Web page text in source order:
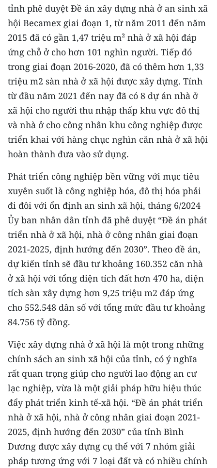
Media Xã hội
Media Pháp luật
Media Du lịch
Media Thế giới
Media Thể thao
Media Giáo dục
Media Y tế
Media Môi trường
Ảnh
Infographic
TIN MỚI
TIN ĐỊA PHƯƠNG
Trung du và miền núi phía Bắc
Đồng bằng sông Hồng
Bắc Trung Bộ
Duyên hải Nam Trung Bộ và Tây
Nguyên
Đông Nam Bộ
Đồng bằng sông Cửu Long
Chuyên trang Hà Nội
tỉnh phê duyệt Đề án xây dựng nhà ở an sinh xã
hội Becamex giai đoạn 1, từ năm 2011 đến năm
2015 đã có gần 1,47 triệu m² nhà ở xã hội đáp
ứng chỗ ở cho hơn 101 nghìn người. Tiếp đó
trong giai đoạn 2016-2020, đã có thêm hơn 1,33
triệu m2 sàn nhà ở xã hội được xây dựng. Tính
từ đầu năm 2021 đến nay đã có 8 dự án nhà ở
xã hội cho người thu nhập thấp khu vực đô thị
và nhà ở cho công nhân khu công nghiệp được
triển khai với hàng chục nghìn căn nhà ở xã hội
hoàn thành đưa vào sử dụng.
Phát triển công nghiệp bền vững với mục tiêu
xuyên suốt là công nghiệp hóa, đô thị hóa phải
đi đôi với ổn định an sinh xã hội, tháng 6/2024
Ủy ban nhân dân tỉnh đã phê duyệt “Đề án phát
triển nhà ở xã hội, nhà ở công nhân giai đoạn
2021-2025, định hướng đến 2030”. Theo đề án,
dự kiến tỉnh sẽ đầu tư khoảng 160.352 căn nhà
ở xã hội với tổng diện tích đất hơn 470 ha, diện
tích sàn xây dựng hơn 9,25 triệu m2 đáp ứng
cho 552.548 dân số với tổng mức đầu tư khoảng
84.756 tỷ đồng.
Việc xây dựng nhà ở xã hội là một trong những
chính sách an sinh xã hội của tỉnh, có ý nghĩa
rất quan trọng giúp cho người lao động an cư
lạc nghiệp, vừa là một giải pháp hữu hiệu thúc
đẩy phát triển kinh tế-xã hội. “Đề án phát triển
nhà ở xã hội, nhà ở công nhân giai đoạn 2021-
2025, định hướng đến 2030” của tỉnh Bình
Dương được xây dựng cụ thể với 7 nhóm giải
pháp tương ứng với 7 loại đất và có nhiều chính